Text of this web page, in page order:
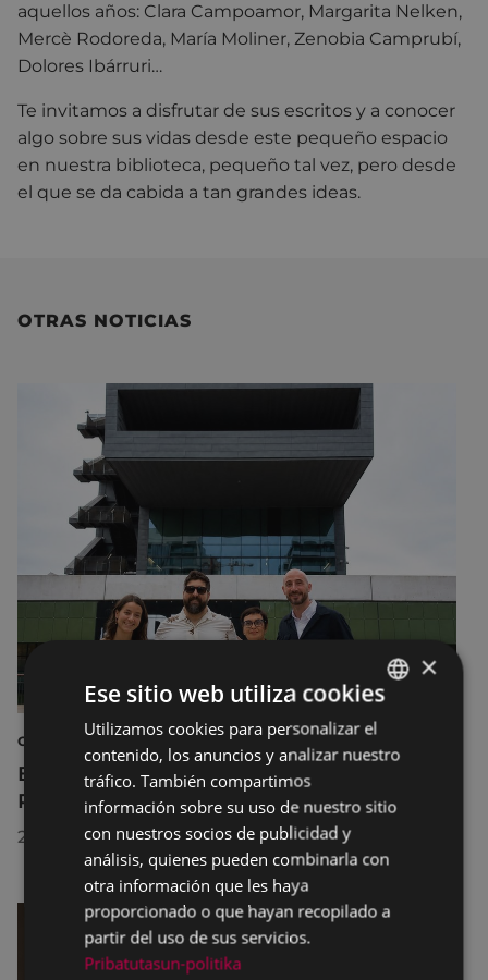
aquellos años: Clara Campoamor, Margarita Nelken,
Mercè Rodoreda, María Moliner, Zenobia Camprubí,
Dolores Ibárruri…
Te invitamos a disfrutar de sus escritos y a conocer
algo sobre sus vidas desde este pequeño espacio
en nuestra biblioteca, pequeño tal vez, pero desde
el que se da cabida a tan grandes ideas.
OTRAS NOTICIAS
CULTURA
El Museo de la Industria Armera recibe el
Premio Delta Cultura a la Trayectoria 2026
23/07/2026
BASQUE
SPANISH
×
Ese sitio web utiliza cookies
Utilizamos cookies para personalizar el
contenido, los anuncios y analizar nuestro
tráfico. También compartimos
información sobre su uso de nuestro sitio
con nuestros socios de publicidad y
análisis, quienes pueden combinarla con
otra información que les haya
proporcionado o que hayan recopilado a
partir del uso de sus servicios.
Pribatutasun-politika